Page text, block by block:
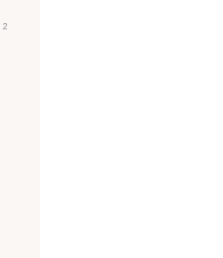
2